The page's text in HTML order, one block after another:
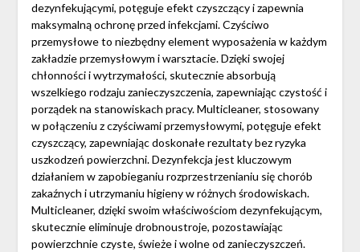
dezynfekującymi, potęguje efekt czyszczący i zapewnia
maksymalną ochronę przed infekcjami. Czyściwo
przemysłowe to niezbędny element wyposażenia w każdym
zakładzie przemysłowym i warsztacie. Dzięki swojej
chłonności i wytrzymałości, skutecznie absorbują
wszelkiego rodzaju zanieczyszczenia, zapewniając czystość i
porządek na stanowiskach pracy. Multicleaner, stosowany
w połączeniu z czyściwami przemysłowymi, potęguje efekt
czyszczący, zapewniając doskonałe rezultaty bez ryzyka
uszkodzeń powierzchni. Dezynfekcja jest kluczowym
działaniem w zapobieganiu rozprzestrzenianiu się chorób
zakaźnych i utrzymaniu higieny w różnych środowiskach.
Multicleaner, dzięki swoim właściwościom dezynfekującym,
skutecznie eliminuje drobnoustroje, pozostawiając
powierzchnie czyste, świeże i wolne od zanieczyszczeń.